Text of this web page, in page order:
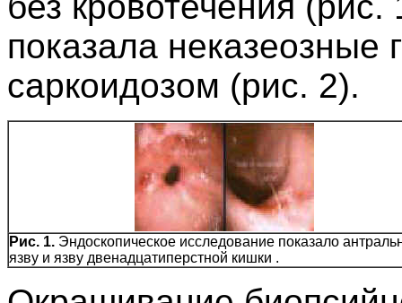
показала
саркоидозом (рис. 2).
Рис. 1. Эндоскопическое исследование показало
язву и язву двенадцатиперстной кишки .